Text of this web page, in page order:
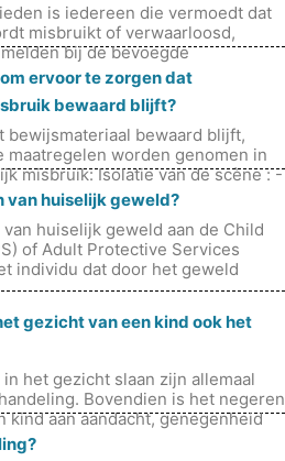
is iedereen die vermoedt dat
misbruikt of verwaarloosd,
bij de bevoegde
ervoor te zorgen dat
bewaard blijft?
bewijsmateriaal bewaard blijft,
worden genomen in
misbruik: Isolatie van de scène : -
van huiselijk geweld?
huiselijk geweld aan de Child
of Adult Protective Services
individu dat door het geweld
gezicht van een kind ook het
het gezicht slaan zijn allemaal
Bovendien is het negeren
kind aan aandacht, genegenheid